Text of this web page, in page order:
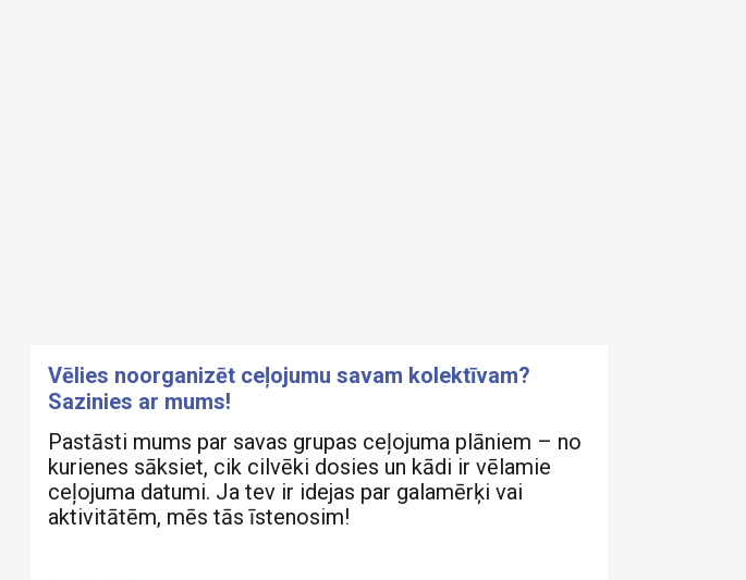
Vēlies noorganizēt ceļojumu savam kolektīvam?
Sazinies ar mums!
Pastāsti mums par savas grupas ceļojuma plāniem – no
kurienes sāksiet, cik cilvēki dosies un kādi ir vēlamie
ceļojuma datumi. Ja tev ir idejas par galamērķi vai
aktivitātēm, mēs tās īstenosim!